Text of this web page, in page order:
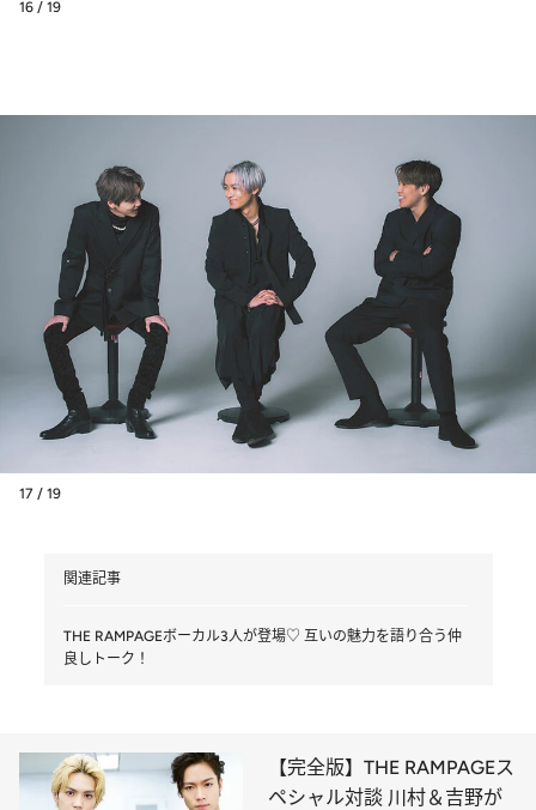
16 / 19
17 / 19
関連記事
THE RAMPAGEボーカル3人が登場♡ 互いの魅力を語り合う仲
良しトーク！
【完全版】THE RAMPAGEス
ペシャル対談 川村＆吉野が